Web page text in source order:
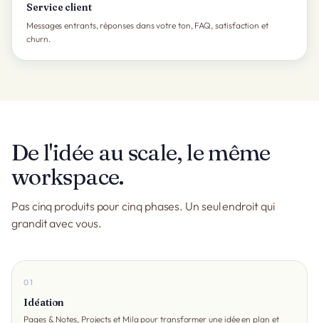
Service client
Messages entrants, réponses dans votre ton, FAQ, satisfaction et
churn.
De l'idée au scale, le même
workspace.
Pas cinq produits pour cinq phases. Un seul endroit qui
grandit avec vous.
01
Idéation
Pages & Notes, Projects et Mila pour transformer une idée en plan et